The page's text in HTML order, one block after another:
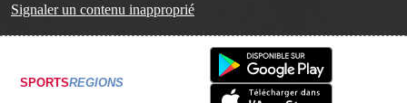
Signaler un contenu inapproprié
SPORTSREGIONS